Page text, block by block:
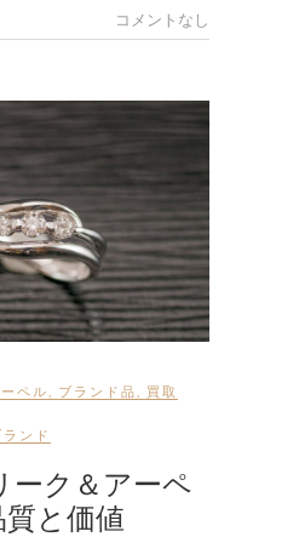
コメントなし
ペル ブランド品 買取
ランド
ーク＆アーペ
と価値